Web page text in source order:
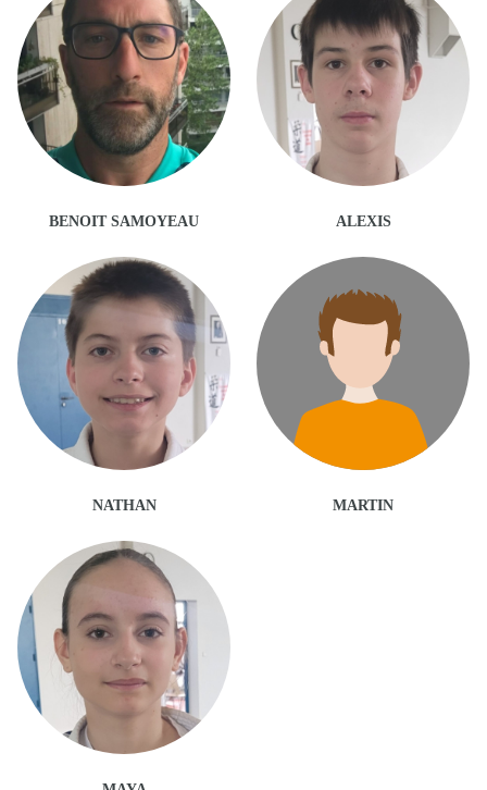
BENOIT SAMOYEAU ALEXIS
NATHAN MARTIN